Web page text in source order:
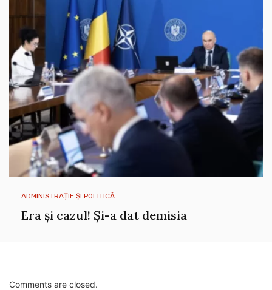
ADMINISTRAȚIE ȘI POLITICĂ
Era și cazul! Și-a dat demisia
Comments are closed.